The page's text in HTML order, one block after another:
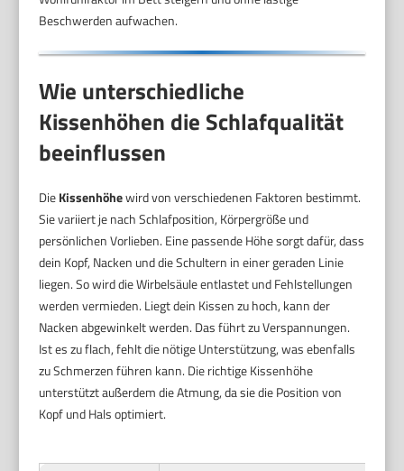
Beschwerden aufwachen.
Wie unterschiedliche
Kissenhöhen die Schlafqualität
beeinflussen
DieKissenhöhewird von verschiedenen Faktoren bestimmt.
Sie variiert je nach Schlafposition, Körpergröße und
persönlichen Vorlieben. Eine passende Höhe sorgt dafür, dass
dein Kopf, Nacken und die Schultern in einer geraden Linie
liegen. So wird die Wirbelsäule entlastet und Fehlstellungen
werden vermieden. Liegt dein Kissen zu hoch, kann der
Nacken abgewinkelt werden. Das führt zu Verspannungen.
Ist es zu flach, fehlt die nötige Unterstützung, was ebenfalls
zu Schmerzen führen kann. Die richtige Kissenhöhe
unterstützt außerdem die Atmung, da sie die Position von
Kopf und Hals optimiert.